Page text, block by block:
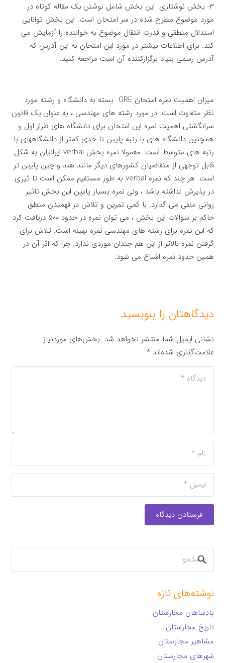
۳- بخش نوشتاری: این بخش شامل نوشتن یک مقاله کوتاه در
مورد موضوع مطرح شده در سر امتحان است. این بخش توانایی
استدلال منطقی و قدرت انتقال موضوع به خواننده را آزمایش می
کند. برای اطلاعات بیشتر در مورد این امتحان به این آدرس که
آدرس رسمی بنیاد برگزارکننده آن است مراجعه کنید.
میزان اهمیت نمره امتحان GRE بسته به دانشگاه و رشته مورد
نظر متفاوت است. در مورد رشته های مهندسی ، به عنوان یک قانون
سرانگشتی اهمیت نمره این امتحان برای دانشگاه های طراز اول و
همچنین دانشگاه های با رتبه پایین تا حدی کمتر از دانشگاههای با
رتبه های متوسط است. معمولا نمره بخش verbal ایرانیان به شکل
قابل توجهی از متقاضیان کشورهای دیگر مانند هند و چین پایین تر
است. هر چند که نمره verbal به طور مستقیم ممکن است تا ثیری
در پذیرش نداشته باشد ، ولی نمره بسیار پایین این بخش تاثیر
روانی منفی می گذارد. با کمی تمرین و تلاش در فهمیدن منطق
حاکم بر سوالات این بخش ، می توان نمره در حدود ۵۰۰ دریافت کرد
که این نمره برای رشته های مهندسی نمره بهینه است. تلاش برای
گرفتن نمره بالاتر از این هم چندان موردی ندارد. چرا که اثر آن در
همین حدود نمره اشباع می شود.
دیدگاهتان را بنویسید
نشانی ایمیل شما منتشر نخواهد شد. بخش‌های موردنیاز
علامت‌گذاری شده‌اند*
فرستادن دیدگاه
جستجو
برای:
نوشته‌های تازه
پادشاهان مجارستان
تاریخ مجارستان
مشاهیر مجارستان
شهرهای مجارستان